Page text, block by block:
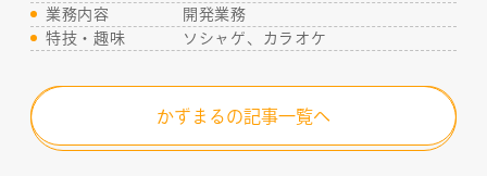
COMPANY
業務内容
開発業務
特技・趣味
ソシャゲ、カラオケ
かずまるの記事一覧へ